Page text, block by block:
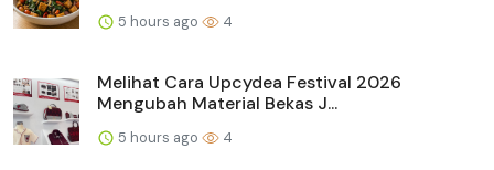
5 hours ago 4
Melihat Cara Upcydea Festival 2026
Mengubah Material Bekas J...
5 hours ago 4